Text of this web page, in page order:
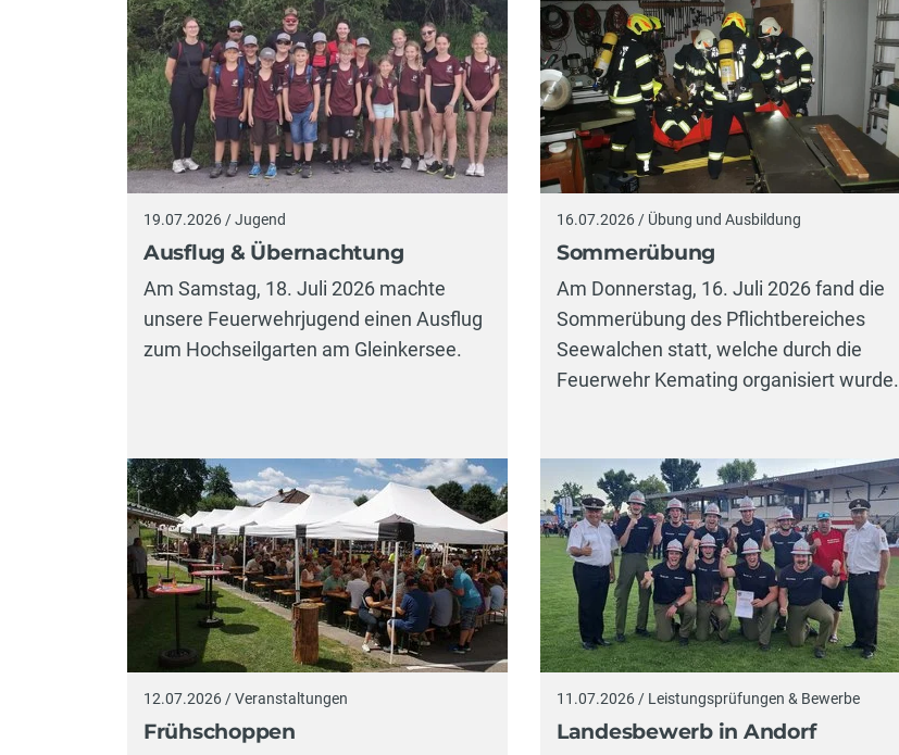
19.07.2026 / Jugend
Ausflug & Übernachtung
Am Samstag, 18. Juli 2026 machte
unsere Feuerwehrjugend einen Ausflug
zum Hochseilgarten am Gleinkersee.
16.07.2026 / Übung und Ausbildung
Sommerübung
Am Donnerstag, 16. Juli 2026 fand die
Sommerübung des Pflichtbereiches
Seewalchen statt, welche durch die
Feuerwehr Kemating organisiert wurde.
12.07.2026 / Veranstaltungen
Frühschoppen
11.07.2026 / Leistungsprüfungen & Bewerbe
Landesbewerb in Andorf